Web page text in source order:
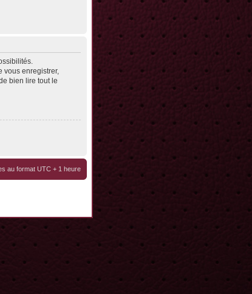
vous enregistrer,
bien lire tout le
au format UTC + 1 heure